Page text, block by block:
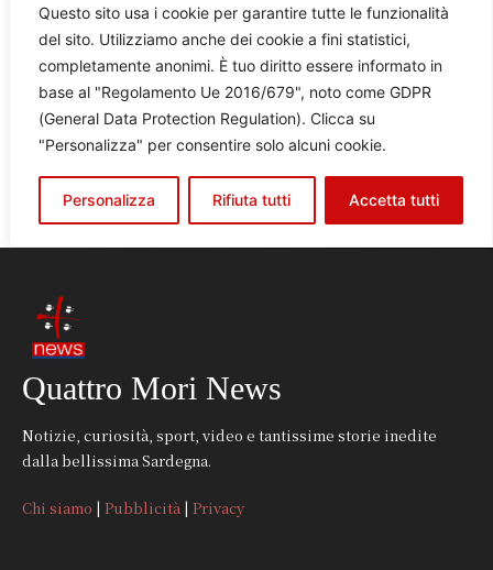
Quattro Mori News
Notizie, curiosità, sport, video e tantissime storie inedite
dalla bellissima Sardegna.
Chi siamo | Pubblicità | Privacy